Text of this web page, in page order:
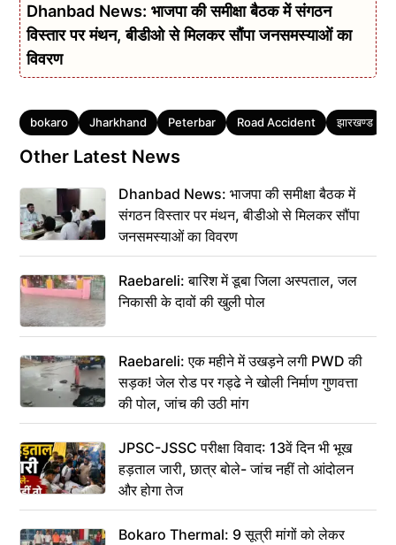
Dhanbad News: भाजपा की समीक्षा बैठक में संगठन
विस्तार पर मंथन, बीडीओ से मिलकर सौंपा जनसमस्याओं का
विवरण
Tags
bokaro Jharkhand Peterbar Road Accident झारखण्ड
Other Latest News
Dhanbad News: भाजपा की समीक्षा बैठक में
संगठन विस्तार पर मंथन, बीडीओ से मिलकर सौंपा
जनसमस्याओं का विवरण
Raebareli: बारिश में डूबा जिला अस्पताल, जल
निकासी के दावों की खुली पोल
Raebareli: एक महीने में उखड़ने लगी PWD की
सड़क! जेल रोड पर गड्ढे ने खोली निर्माण गुणवत्ता
की पोल, जांच की उठी मांग
JPSC-JSSC परीक्षा विवाद: 13वें दिन भी भूख
हड़ताल जारी, छात्र बोले- जांच नहीं तो आंदोलन
और होगा तेज
Bokaro Thermal: 9 सूत्री मांगों को लेकर